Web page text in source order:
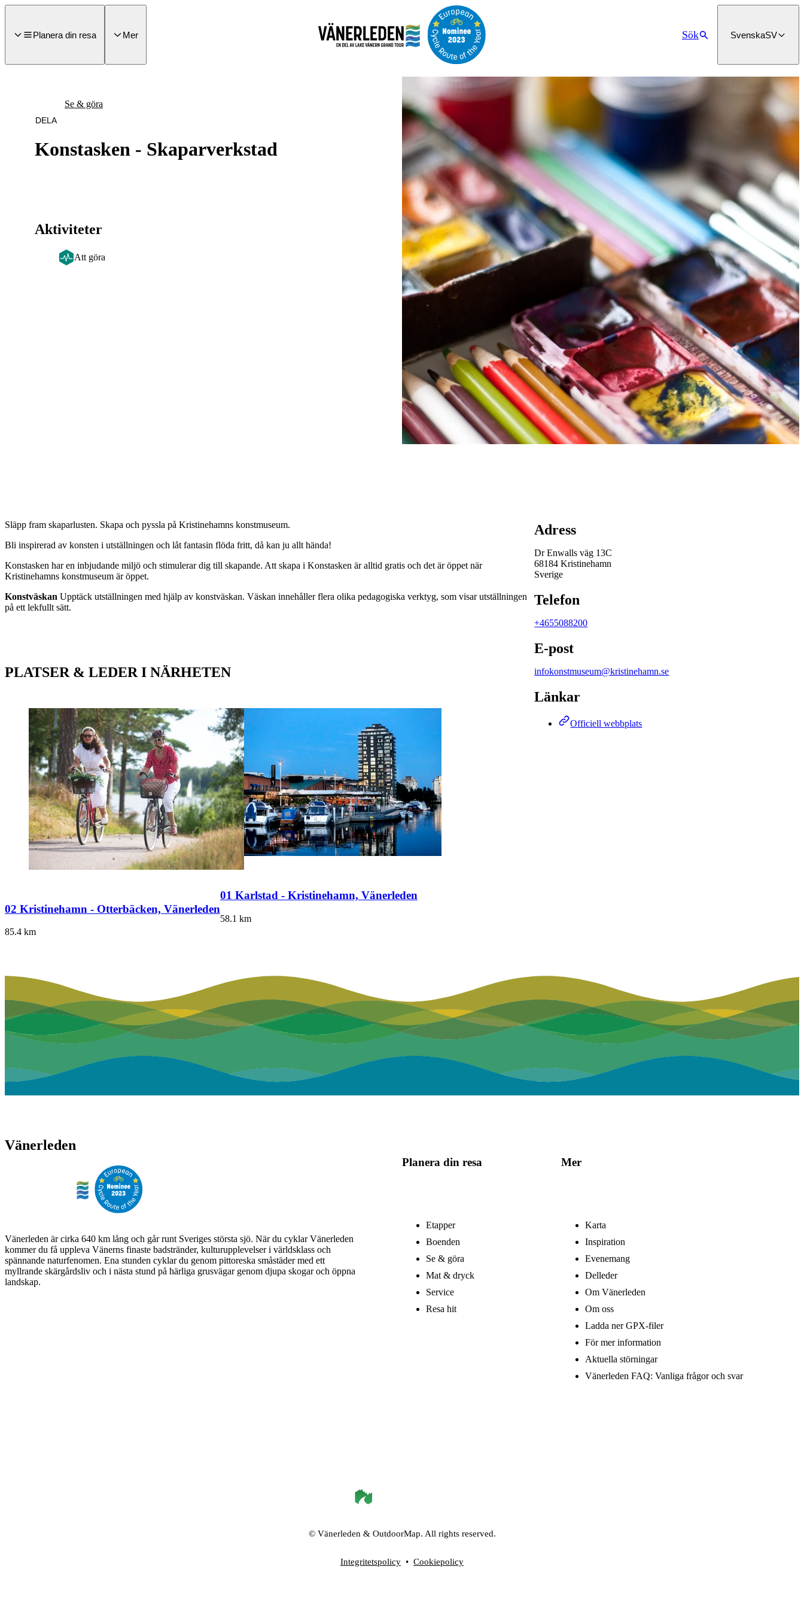
till
Planera din resa
Mer Sök SvenskaSV
Konstasken - Skaparverkstad
Se & göra
DELA
Aktiviteter
Att göra
Bildspel
bilder
Släpp fram skaparlusten. Skapa och pyssla på Kristinehamns konstmuseum.
Bli inspirerad av konsten i utställningen och låt fantasin flöda fritt, då kan ju allt hända!
Konstasken har en inbjudande miljö och stimulerar dig till skapande. Att skapa i Konstasken är alltid gratis och det är öppet när
Kristinehamns konstmuseum är öppet.
Konstväskan Upptäck utställningen med hjälp av konstväskan. Väskan innehåller flera olika pedagogiska verktyg, som visar utställningen
på ett lekfullt sätt.
PLATSER & LEDER I NÄRHETEN
02 Kristinehamn - Otterbäcken, Vänerleden
85.4 km
01 Karlstad - Kristinehamn, Vänerleden
58.1 km
Adress
Dr Enwalls väg 13C
68184 Kristinehamn
Sverige
Telefon
+4655088200
E-post
infokonstmuseum@kristinehamn.se
Länkar
Officiell webbplats
Vänerleden
Vänerleden är cirka 640 km lång och går runt Sveriges största sjö. När du cyklar Vänerleden
kommer du få uppleva Vänerns finaste badstränder, kulturupplevelser i världsklass och
spännande naturfenomen. Ena stunden cyklar du genom pittoreska småstäder med ett
myllrande skärgårdsliv och i nästa stund på härliga grusvägar genom djupa skogar och öppna
landskap.
Planera din resa
Etapper
Boenden
Se & göra
Mat & dryck
Service
Resa hit
Mer
Karta
Inspiration
Evenemang
Delleder
Om Vänerleden
Om oss
Ladda ner GPX-filer
För mer information
Aktuella störningar
Vänerleden FAQ: Vanliga frågor och svar
© Vänerleden& OutdoorMap. All rights reserved.
Integritetspolicy • Cookiepolicy